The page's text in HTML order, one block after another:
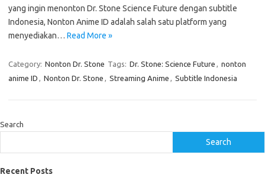
yang ingin menonton Dr. Stone Science Future dengan subtitle
Indonesia, Nonton Anime ID adalah salah satu platform yang
menyediakan… Read More »
Category: Nonton Dr. Stone Tags: Dr. Stone: Science Future , nonton
anime ID , Nonton Dr. Stone , Streaming Anime , Subtitle Indonesia
Search
Search
Recent Posts